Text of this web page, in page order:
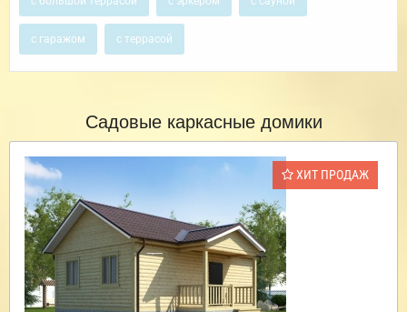
с гаражом с террасой
Садовые каркасные домики
ХИТ ПРОДАЖ